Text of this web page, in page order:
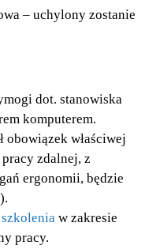
– uchylony zostanie
dot. stanowiska
komputerem.
obowiązek właściwej
zdalnej, z
ergonomii, będzie
szkolenia w zakresie
pracy.